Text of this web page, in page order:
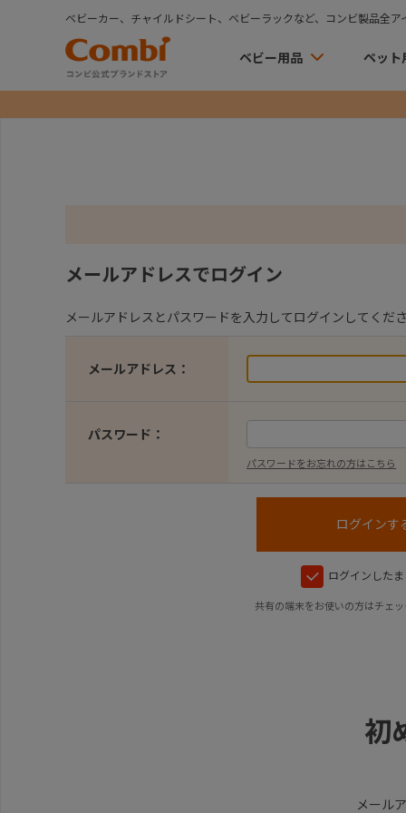
ベビーカー、チャイルドシート、ベビーラックなど、コンビ製品全ア
ベビー用品 ペット
メールアドレスでログイン
メールアドレスとパスワードを入力してログインしてくださ
メールアドレス：
パスワード：
パスワードをお忘れの方はこちら
ログインした
共有の端末をお使いの方はチェ
初
メール